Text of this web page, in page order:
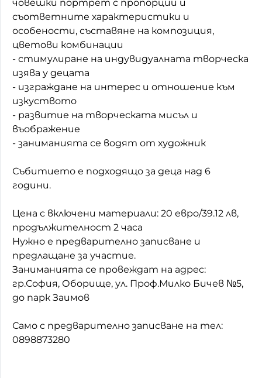
Домашен любимец
Питаме Ви
До ре ми
човешки портрет с пропорции и
съответните характеристики и
особености, съставяне на композиция,
цветови комбинации
- стимулиране на индувидуалната творческа
изява у децата
- изграждане на интерес и отношение към
изкуството
- развитие на творческата мисъл и
въображение
- заниманията се водят от художник
Събитието е подходящо за деца над 6
години.
Цена с включени материали: 20 евро/39.12 лв,
продължителност 2 часа
Нужно е предварително записване и
предлащане за участие.
Заниманията се провеждат на адрес:
гр.София, Оборище, ул. Проф.Милко Бичев №5,
до парк Заимов
Само с предварително записване на тел:
0898873280